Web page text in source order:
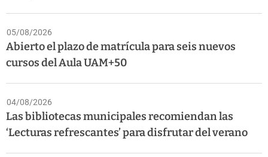
05/08/2026
Abierto el plazo de matrícula para seis nuevos
cursos del Aula UAM+50
04/08/2026
Las bibliotecas municipales recomiendan las
‘Lecturas refrescantes’ para disfrutar del verano